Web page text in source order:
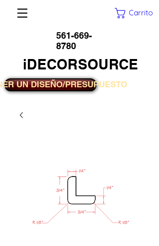
Carrito
561-669-
8780
iDECORSOURCE
UN DISEÑO/PRESUPUESTO